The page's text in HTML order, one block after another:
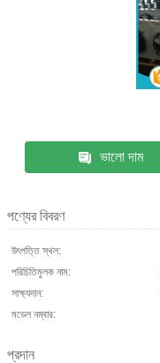
ভালো দাম
পণ্যের বিবরণ
উৎপত্তি স্থল:
পরিচিতিমুলক নাম:
সাক্ষ্যদান:
মডেল নম্বার:
প্রদান